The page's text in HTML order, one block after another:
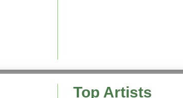
Top Artists